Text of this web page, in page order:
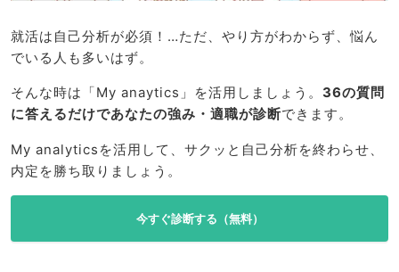
就活は自己分析が必須！…ただ、やり方がわからず、悩ん
でいる人も多いはず。
そんな時は「My anaytics」を活用しましょう。 36の質問
に答えるだけであなたの強み・適職が診断できます。
My analyticsを活用して、サクッと自己分析を終わらせ、
内定を勝ち取りましょう。
今すぐ診断する（無料）